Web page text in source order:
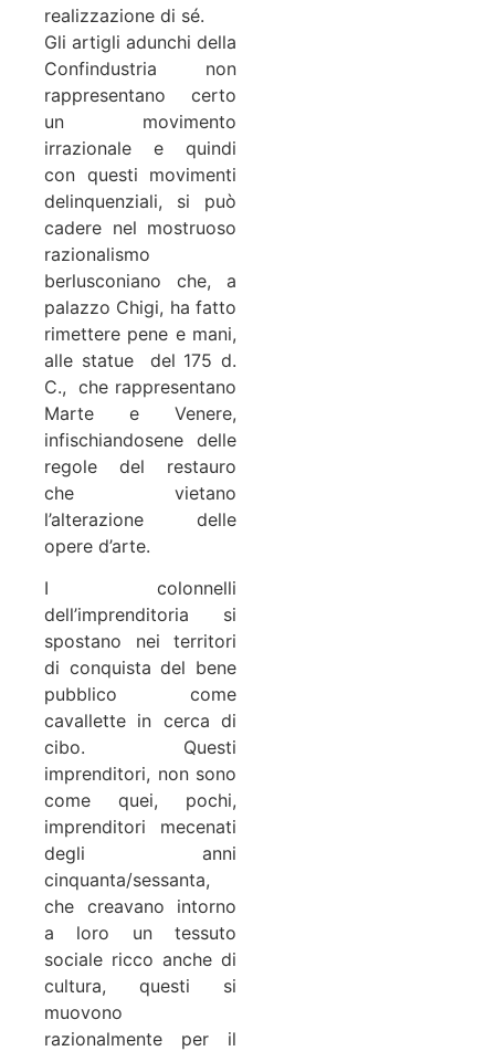
realizzazione di sé.
Gli artigli adunchi della
Confindustria non
rappresentano certo
un movimento
irrazionale e quindi
con questi movimenti
delinquenziali, si può
cadere nel mostruoso
razionalismo
berlusconiano che, a
palazzo Chigi, ha fatto
rimettere pene e mani,
alle statue del 175 d.
C., che rappresentano
Marte e Venere,
infischiandosene delle
regole del restauro
che vietano
l’alterazione delle
opere d’arte.
I colonnelli
dell’imprenditoria si
spostano nei territori
di conquista del bene
pubblico come
cavallette in cerca di
cibo. Questi
imprenditori, non sono
come quei, pochi,
imprenditori mecenati
degli anni
cinquanta/sessanta,
che creavano intorno
a loro un tessuto
sociale ricco anche di
cultura, questi si
muovono
razionalmente per il